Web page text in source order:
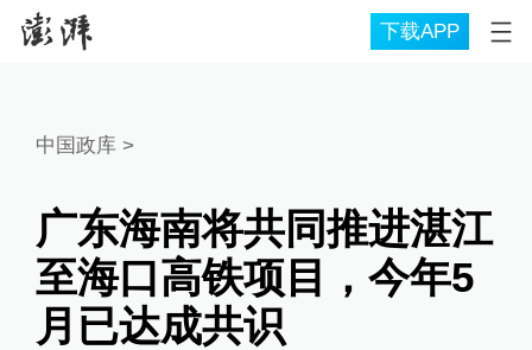
下载APP
中国政库 >
广东海南将共同推进湛江
至海口高铁项目，今年5
月已达成共识